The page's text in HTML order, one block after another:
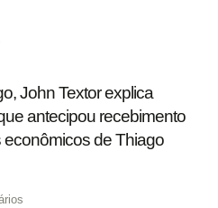
John Textor explica
antecipou recebimento
econômicos de Thiago